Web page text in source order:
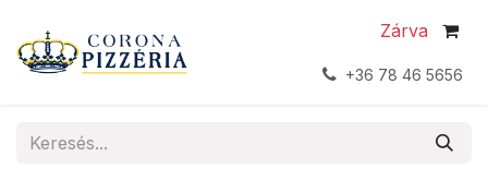
Zárva
+36 78 46 5656